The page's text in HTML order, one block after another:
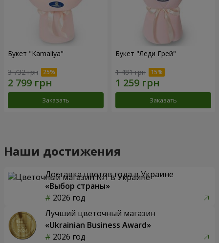
Букет "Kamaliya"
3 732 грн
Заказать
Букет "Леди Грей"
1 481 грн
Заказать
Наши достижения
Доставка цветов года в Украине
«Выбор страны»
2026 год
Лучший цветочный магазин
«Ukrainian Business Award»
2026 год